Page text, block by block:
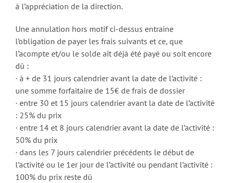
à l’appréciation de la direction.
Une annulation hors motif ci-dessus entraine
l’obligation de payer les frais suivants et ce, que
l’acompte et/ou le solde ait déjà été payé ou soit encore
dû :
· à + de 31 jours calendrier avant la date de l’activité :
une somme forfaitaire de 15€ de frais de dossier
· entre 30 et 15 jours calendrier avant la date de l’activité
: 25% du prix
· entre 14 et 8 jours calendrier avant la date de l’activité :
50% du prix
· dans les 7 jours calendrier précédents le début de
l’activité ou le 1er jour de l’activité ou pendant l’activité :
100% du prix reste dû